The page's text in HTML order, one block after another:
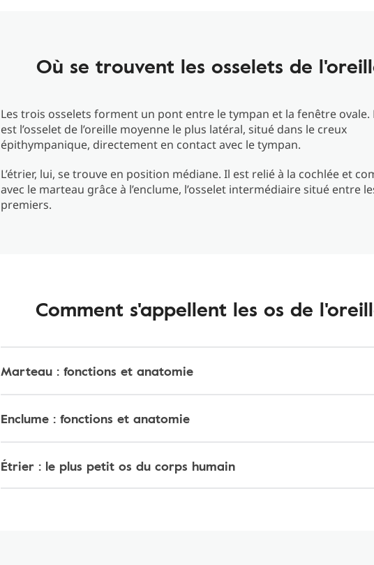
Où se trouvent les osselets de
Les trois osselets forment un pont entre le tympan et la fenêtre ovale.
est l’osselet de l’oreille moyenne le plus latéral, situé dans le creux
épithympanique, directement en contact avec le tympan.
L’étrier, lui, se trouve en position médiane. Il est relié à la cochlée et
avec le marteau grâce à l’enclume, l’osselet intermédiaire situé entre
premiers.
Comment s'appellent les os de
Marteau : fonctions et anatomie
Enclume : fonctions et anatomie
Étrier : le plus petit os du corps humain